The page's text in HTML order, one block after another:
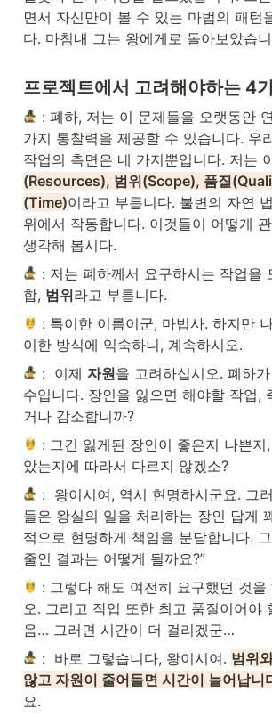
면서 자신만이 볼 수 있는 마법의 패턴
다. 마침내 그는 왕에게로 돌아보았습
프로젝트에서 고려해야하는 4
: 폐하, 저는 이 문제들을 오랫동안
가지 통찰력을 제공할 수 있습니다. 우
작업의 측면은 네 가지뿐입니다. 저는
(Resources), 범위(Scope), 품질
(Time)이라고 부릅니다. 불변의 자연
위에서 작동합니다. 이것들이 어떻게
생각해 봅시다.
: 저는 폐하께서 요구하시는 작업을
합, 범위라고 부릅니다.
: 특이한 이름이군, 마법사. 하지만
이한 방식에 익숙하니, 계속하시오.
:  이제 자원을 고려하십시오. 폐하
수입니다. 장인을 잃으면 해야할 작업,
거나 감소합니까?
: 그건 잃게된 장인이 좋은지 나쁜지
았는지에 따라서 다르지 않겠소?
:  왕이시여, 역시 현명하시군요. 그
들은 왕실의 일을 처리하는 장인 답게
적으로 현명하게 책임을 분담합니다.
줄인 결과는 어떻게 될까요?”
: 그렇다 해도 여전히 요구했던 것을
오. 그리고 작업 또한 최고 품질이어야
음… 그러면 시간이 더 걸리겠군…
:  바로 그렇습니다, 왕이시여. 범위
않고 자원이 줄어들면 시간이 늘어납니
요.